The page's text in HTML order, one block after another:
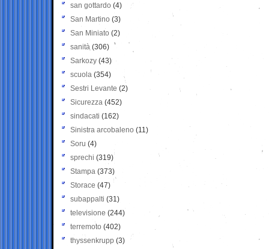
san gottardo (4)
San Martino (3)
San Miniato (2)
sanità (306)
Sarkozy (43)
scuola (354)
Sestri Levante (2)
Sicurezza (452)
sindacati (162)
Sinistra arcobaleno (11)
Soru (4)
sprechi (319)
Stampa (373)
Storace (47)
subappalti (31)
televisione(244)
terremoto (402)
thyssenkrupp (3)